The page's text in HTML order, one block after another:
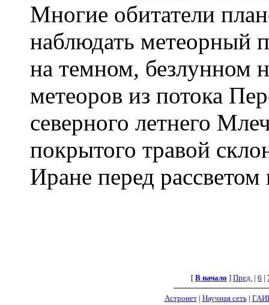
Многие обитатели
наблюдать метеорный
на темном, безлунном
метеоров из потока
северного летнего
покрытого травой
Иране перед рассветом
[ В начало ] Пред. | 6 |
Астронет| Научная сеть|